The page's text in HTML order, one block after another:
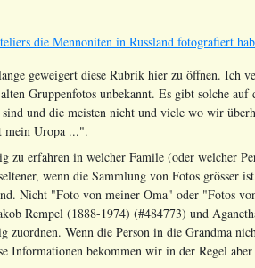
die Mennoniten in Russland fotografiert
geweigert diese Rubrik hier zu öffnen. Ich
Gruppenfotos unbekannt. Es gibt solche
sind und die meisten nicht und viele wo wir
mein Uropa ...".
zu erfahren in welcher Famile (oder welcher
wenn die Sammlung von Fotos grösser
Nicht "Foto von meiner Oma" oder "Fotos
Rempel (1888-1974) (#484773) und
zuordnen. Wenn die Person in die Grandma
Informationen bekommen wir in der Regel